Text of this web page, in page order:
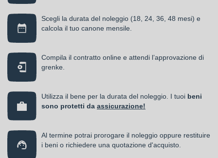
Scegli la durata del noleggio (18, 24, 36, 48 mesi) e
calcola il tuo canone mensile.
Compila il contratto online e attendi l’approvazione di
grenke.
Utilizza il bene per la durata del noleggio. I tuoi beni
sono protetti da assicurazione!
Al termine potrai prorogare il noleggio oppure restituire
i beni o richiedere una quotazione d'acquisto.